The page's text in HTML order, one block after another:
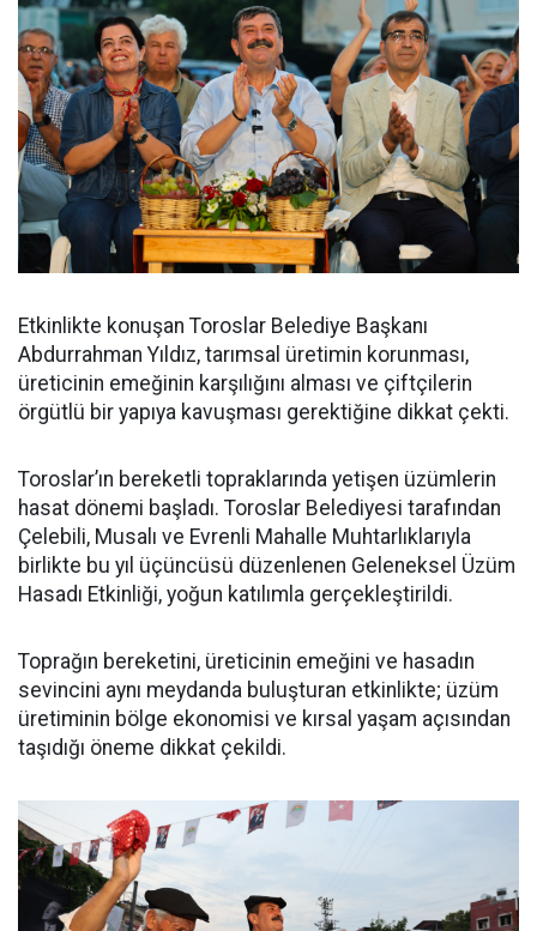
Etkinlikte konuşan Toroslar Belediye Başkanı
Abdurrahman Yıldız, tarımsal üretimin korunması,
üreticinin emeğinin karşılığını alması ve çiftçilerin
örgütlü bir yapıya kavuşması gerektiğine dikkat çekti.
Toroslar’ın bereketli topraklarında yetişen üzümlerin
hasat dönemi başladı. Toroslar Belediyesi tarafından
Çelebili, Musalı ve Evrenli Mahalle Muhtarlıklarıyla
birlikte bu yıl üçüncüsü düzenlenen Geleneksel Üzüm
Hasadı Etkinliği, yoğun katılımla gerçekleştirildi.
Toprağın bereketini, üreticinin emeğini ve hasadın
sevincini aynı meydanda buluşturan etkinlikte; üzüm
üretiminin bölge ekonomisi ve kırsal yaşam açısından
taşıdığı öneme dikkat çekildi.